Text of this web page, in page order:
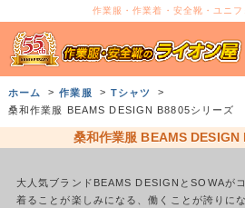
作業服・作業着・安全靴・ユニ
ホーム 作業服
Tシャツ
桑和作業服 BEAMS DESIGN B8805シリーズ
桑和作業服 BEAMS DESIGN
大人気ブランドBEAMS DESIGNとSOWAが
着ることが楽しみになる、働くことが誇りに